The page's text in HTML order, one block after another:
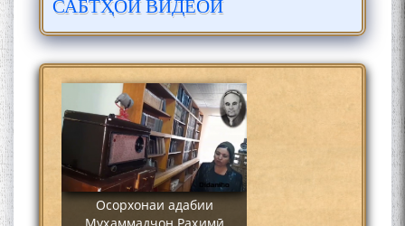
САБТҲОИ ВИДЕОӢ
Сайре дар Осорхона
Муҳаммадҷон Раҳимӣ
Осорхонаи адабии